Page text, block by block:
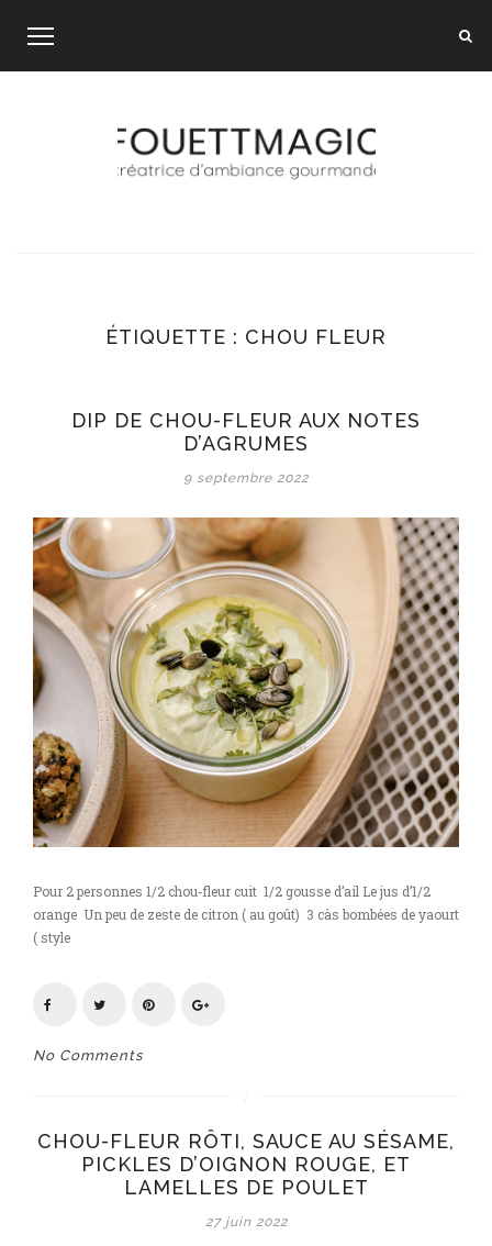
ÉTIQUETTE : CHOU FLEUR
DIP DE CHOU-FLEUR AUX NOTES
D’AGRUMES
9 septembre 2022
Pour 2 personnes 1/2 chou-fleur cuit 1/2 gousse d’ail Le jus d’1/2
orange Un peu de zeste de citron ( au goût) 3 càs bombées de yaourt
( style
No Comments
CHOU-FLEUR RÔTI, SAUCE AU SÉSAME,
PICKLES D’OIGNON ROUGE, ET
LAMELLES DE POULET
27 juin 2022